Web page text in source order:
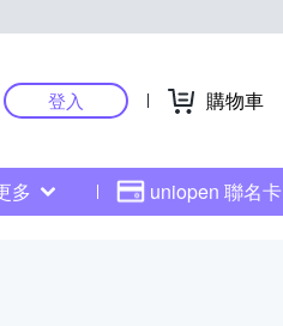
登入 購物車
多 uniopen 聯名卡